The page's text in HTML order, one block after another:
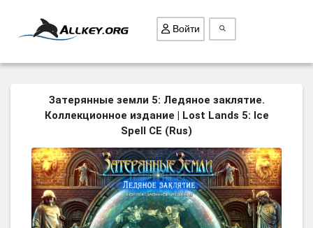
ВСЕ ИГРЫ
ПОИСК ПРЕДМЕТОВ
БИЗНЕС
ТРИ-В-РЯД
СТРАТЕГИИ
Войти
Затерянные земли 5: Ледяное заклятие.
Коллекционное издание | Lost Lands 5: Ice
Spell CE (Rus)